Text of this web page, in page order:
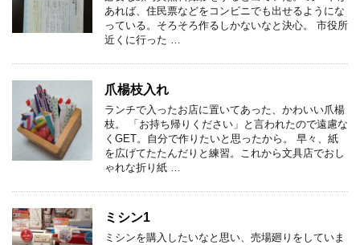
あれば、住民票などをコンビニでも出せるようにな
っている。そろそろ作るしかないなと決心。 市役所
近くに行った …
爪楊枝入れ
ランチで入ったお店に置いてあった、かわいい爪楊
枝。 「お持ち帰りください」と言われたので遠慮な
くGET。自分で作りたいと思ったから。 早々、紙
を広げてたたんだりと練習。これから文具店でおし
ゃれな折り紙 …
ミシン1
ミシンを購入したいなと思い、売場廻りをしていま